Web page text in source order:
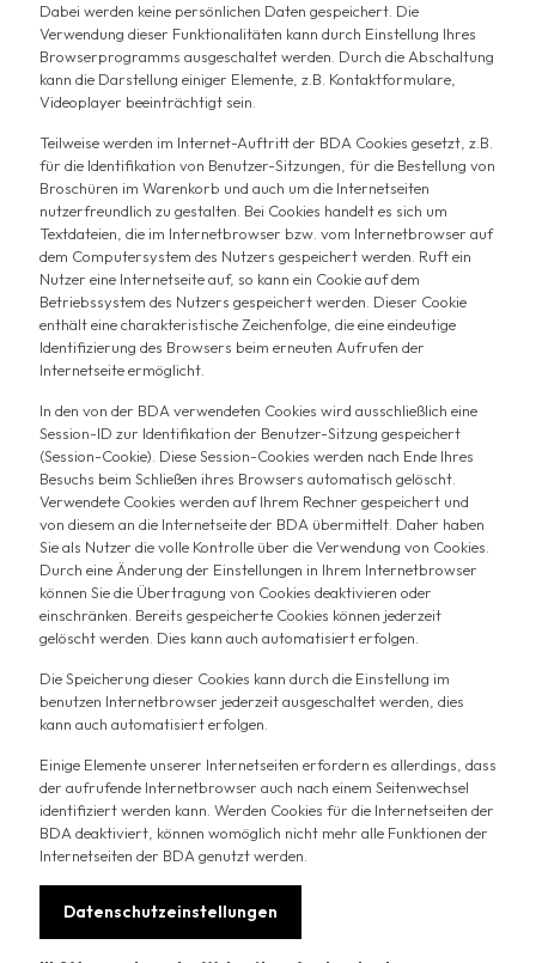
Dabei werden keine persönlichen Daten gespeichert. Die
Verwendung dieser Funktionalitäten kann durch Einstellung Ihres
Browserprogramms ausgeschaltet werden. Durch die Abschaltung
kann die Darstellung einiger Elemente, z.B. Kontaktformulare,
Videoplayer beeinträchtigt sein.
Teilweise werden im Internet-Auftritt der BDA Cookies gesetzt, z.B.
für die Identifikation von Benutzer-Sitzungen, für die Bestellung von
Broschüren im Warenkorb und auch um die Internetseiten
nutzerfreundlich zu gestalten. Bei Cookies handelt es sich um
Textdateien, die im Internetbrowser bzw. vom Internetbrowser auf
dem Computersystem des Nutzers gespeichert werden. Ruft ein
Nutzer eine Internetseite auf, so kann ein Cookie auf dem
Betriebssystem des Nutzers gespeichert werden. Dieser Cookie
enthält eine charakteristische Zeichenfolge, die eine eindeutige
Identifizierung des Browsers beim erneuten Aufrufen der
Internetseite ermöglicht.
In den von der BDA verwendeten Cookies wird ausschließlich eine
Session-ID zur Identifikation der Benutzer-Sitzung gespeichert
(Session-Cookie). Diese Session-Cookies werden nach Ende Ihres
Besuchs beim Schließen ihres Browsers automatisch gelöscht.
Verwendete Cookies werden auf Ihrem Rechner gespeichert und
von diesem an die Internetseite der BDA übermittelt. Daher haben
Sie als Nutzer die volle Kontrolle über die Verwendung von Cookies.
Durch eine Änderung der Einstellungen in Ihrem Internetbrowser
können Sie die Übertragung von Cookies deaktivieren oder
einschränken. Bereits gespeicherte Cookies können jederzeit
gelöscht werden. Dies kann auch automatisiert erfolgen.
Die Speicherung dieser Cookies kann durch die Einstellung im
benutzen Internetbrowser jederzeit ausgeschaltet werden, dies
kann auch automatisiert erfolgen.
Einige Elemente unserer Internetseiten erfordern es allerdings, dass
der aufrufende Internetbrowser auch nach einem Seitenwechsel
identifiziert werden kann. Werden Cookies für die Internetseiten der
BDA deaktiviert, können womöglich nicht mehr alle Funktionen der
Internetseiten der BDA genutzt werden.
Datenschutzeinstellungen